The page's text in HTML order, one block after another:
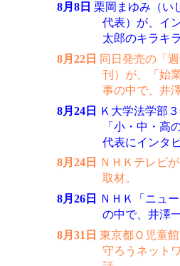
8月8日 栗岡まゆみ（い
代表）が、イ
太郎のキラキ
8月22日 同日発売の「
刊）が、「始
事の中で、井
8月24日
Ｋ大学法学部
「小・中・高
代表にインタ
8月24日
ＮＨＫテレビ
取材。
8月26日
ＮＨＫ「ニュ
の中で、井澤
8月31日 東京都Ｏ児童
守ろうネット